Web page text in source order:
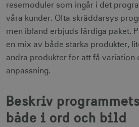
resemoduler som ingår i det
våra kunder. Ofta skräddarsys
men ibland erbjuds färdiga paket.
en mix av både starka produkter,
andra produkter för att få variation
anpassning.
Beskriv
både i ord och bild